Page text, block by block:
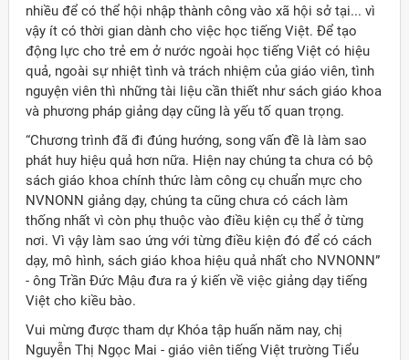
nhiều để có thể hội nhập thành công vào xã hội sở tại... vì
vậy ít có thời gian dành cho việc học tiếng Việt. Để tạo
động lực cho trẻ em ở nước ngoài học tiếng Việt có hiệu
quả, ngoài sự nhiệt tình và trách nhiệm của giáo viên, tình
nguyện viên thì những tài liệu cần thiết như sách giáo khoa
và phương pháp giảng dạy cũng là yếu tố quan trọng.
“Chương trình đã đi đúng hướng, song vấn đề là làm sao
phát huy hiệu quả hơn nữa. Hiện nay chúng ta chưa có bộ
sách giáo khoa chính thức làm công cụ chuẩn mực cho
NVNONN giảng dạy, chúng ta cũng chưa có cách làm
thống nhất vì còn phụ thuộc vào điều kiện cụ thể ở từng
nơi. Vì vậy làm sao ứng với từng điều kiện đó để có cách
dạy, mô hình, sách giáo khoa hiệu quả nhất cho NVNONN”
- ông Trần Đức Mậu đưa ra ý kiến về việc giảng dạy tiếng
Việt cho kiều bào.
Vui mừng được tham dự Khóa tập huấn năm nay, chị
Nguyễn Thị Ngọc Mai - giáo viên tiếng Việt trường Tiểu